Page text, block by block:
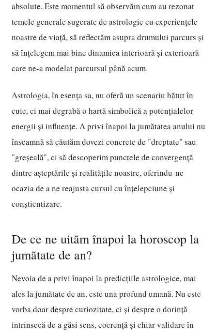
absolute. Este momentul să observăm cum au rezonat
temele generale sugerate de astrologie cu experiențele
noastre de viață, să reflectăm asupra drumului parcurs și
să înțelegem mai bine dinamica interioară și exterioară
care ne-a modelat parcursul până acum.
Astrologia, în esența sa, nu oferă un scenariu bătut în
cuie, ci mai degrabă o hartă simbolică a potențialelor
energii și influențe. A privi înapoi la jumătatea anului nu
înseamnă să căutăm dovezi concrete de "dreptate" sau
"greșeală", ci să descoperim punctele de convergență
dintre așteptările și realitățile noastre, oferindu-ne
ocazia de a ne reajusta cursul cu înțelepciune și
conștientizare.
De ce ne uităm înapoi la horoscop la
jumătate de an?
Nevoia de a privi înapoi la predicțiile astrologice, mai
ales la jumătate de an, este una profund umană. Nu este
vorba doar despre curiozitate, ci și despre o dorință
intrinsecă de a găsi sens, coerență și chiar validare în